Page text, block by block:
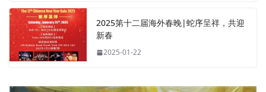
2025第十二届海外春晚|蛇序呈祥，共迎
新春
2025-01-22